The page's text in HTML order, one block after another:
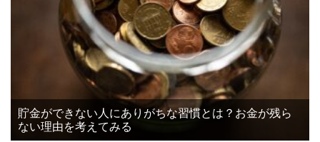
貯金ができない人にありがちな習慣とは？お金が残ら
ない理由を考えてみる